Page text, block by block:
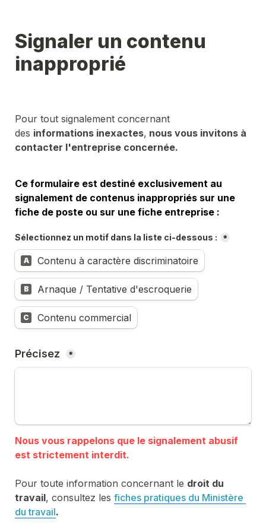
Signaler un contenu
inapproprié
Pour tout signalement concernant
des informations inexactes, nous vous invitons à
contacter l'entreprise concernée.
Ce formulaire est destiné exclusivement au
signalement de contenus inappropriés sur une
fiche de poste ou sur une fiche entreprise :
Sélectionnez un motif dans la liste ci-dessous : *
A Contenu à caractère discriminatoire
B Arnaque / Tentative d'escroquerie
C Contenu commercial
Précisez *
Nous vous rappelons que le signalement abusif
Pour toute information concernant le droit du
travail, consultez les fiches pratiques du Ministère
du travail